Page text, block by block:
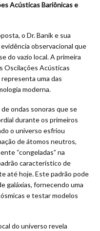
Acústicas Bariônicas e
o Dr. Banik e sua
observacional que
do vazio local. A primeira
Oscilações Acústicas
uma das
moderna.
ondas sonoras que se
durante os primeiros
o universo esfriou
de átomos neutros,
“congeladas” na
característico de
até hoje. Este padrão pode
galáxias, fornecendo uma
e testar modelos
do universo revela